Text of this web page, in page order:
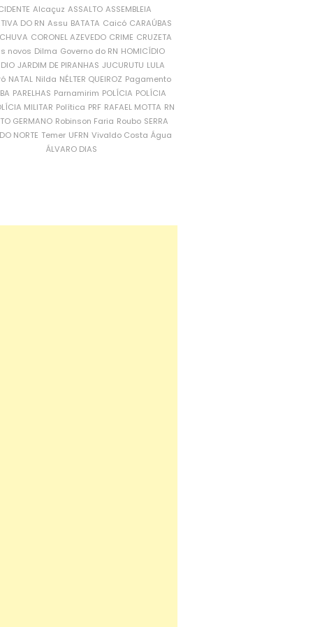
Alcaçuz ASSALTO ASSEMBLEIA
DO RN Assu BATATA Caicó CARAÚBAS
CORONEL AZEVEDO CRIME CRUZETA
novos Dilma Governo do RN HOMICÍDIO
JARDIM DE PIRANHAS JUCURUTU LULA
NATAL Nilda NÉLTER QUEIROZ Pagamento
PARELHAS Parnamirim POLÍCIA POLÍCIA
MILITAR Política PRF RAFAEL MOTTA RN
GERMANO Robinson Faria Roubo SERRA
NORTE Temer UFRN Vivaldo Costa Água
ÁLVARO DIAS